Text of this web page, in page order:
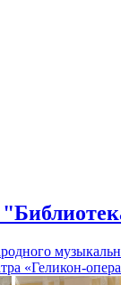
«Геликон-